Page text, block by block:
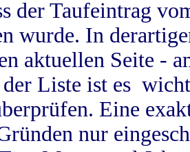
der Taufeintrag
wurde. In
aktuellen Seite -
Liste ist es
Eine
nur